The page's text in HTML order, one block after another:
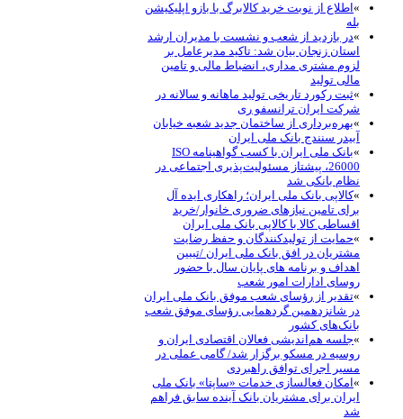
»اطلاع از نوبت خرید کالابرگ با بازو اپلیکیشن
بله
»در بازدید از شعب و نشست با مدیران ارشد
استان زنجان بیان شد: تاکید مدیرعامل بر
لزوم مشتری مداری، انضباط مالی و تامین
مالی تولید
»ثبت رکورد تاریخی تولید ماهانه و سالانه در
شرکت ایران ترانسفو ری
»بهره‌برداری از ساختمان جدید شعبه خیابان
آبیدر سنندج بانک ملی ایران
»
بانک ملی ایران با کسب گواهینامه ISO
26000، پیشتاز مسئولیت‌پذیری اجتماعی در
نظام بانکی شد
»کالاپی بانک ملی ایران؛ راهکاری ایده آل
برای تامین نیازهای ضروری خانوار/خرید
اقساطی کالا با کالاپی بانک ملی ایران
»حمایت از تولیدکنندگان و حفظ رضایت
مشتریان در افق بانک ملی ایران /تببین
اهداف و برنامه های پایان سال با حضور
روسای ادارات امور شعب
»تقدیر از رؤسای شعب موفق بانک ملی ایران
در شانزدهمین گردهمایی رؤسای موفق شعب
بانک‌های کشور
»جلسه هم‌اندیشی فعالان اقتصادی ایران و
روسیه در مسکو برگزار شد/ گامی عملی در
مسیر اجرای توافق راهبردی
»امکان فعالسازی خدمات «ساپتا» بانک ملی
ایران برای مشتریان بانک آینده سابق فراهم
شد